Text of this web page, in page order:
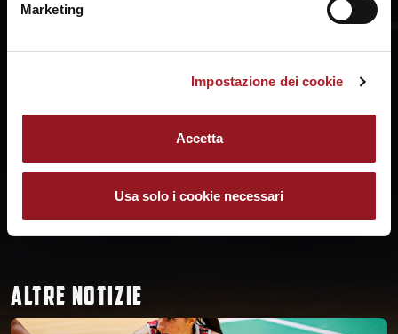
Marketing
Impostazione dei cookie
Accetta
Usa solo i cookie necessari
ALTRE NOTIZIE